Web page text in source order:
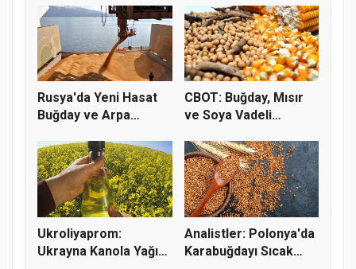
Rusya'da Yeni Hasat
Buğday ve Arpa
CBOT: Buğday, Mısır
ve Soya Vadeli
Ukroliyaprom:
Ukrayna Kanola Yağı
Analistler: Polonya'da
Karabuğdayı Sıcak